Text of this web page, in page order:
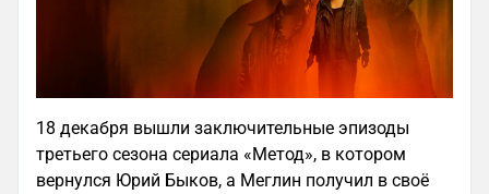
18 декабря вышли заключительные эпизоды
третьего сезона сериала «Метод», в котором
вернулся Юрий Быков, а Меглин получил в своё